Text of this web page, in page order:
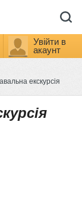
Увійти в
акаунт
екскурсія